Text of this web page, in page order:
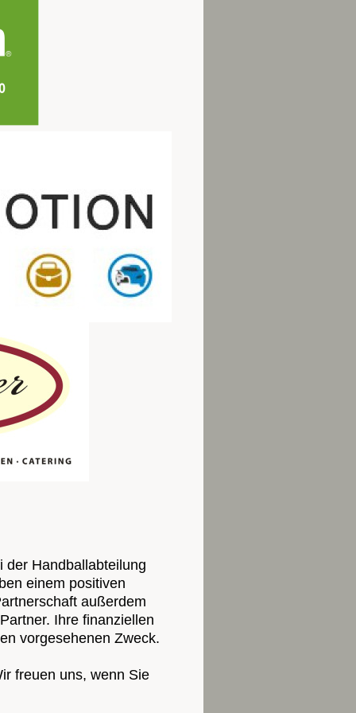
der Handballabteilung
einem positiven
außerdem
Ihre finanziellen
vorgesehenen Zweck.
freuen uns, wenn Sie